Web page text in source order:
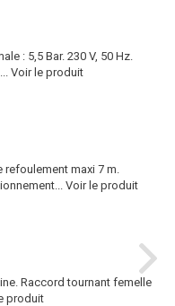
: 5,5 Bar. 230 V, 50 Hz.
Voir le produit
refoulement maxi 7 m.
Voir le produit
Raccord tournant femelle
produit